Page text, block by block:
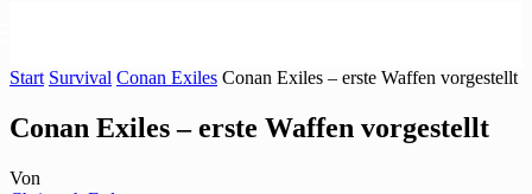
Start Survival Conan Exiles Conan Exiles – erste Waffen vorgestellt
Conan Exiles – erste Waffen vorgestellt
Von